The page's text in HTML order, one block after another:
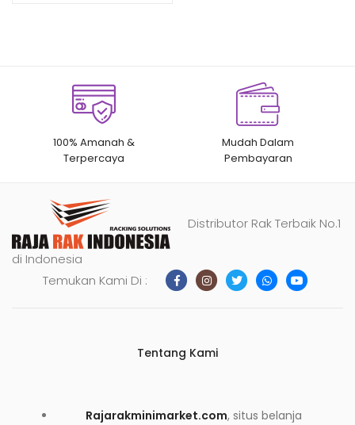
100% Amanah &
Terpercaya
Mudah Dalam
Pembayaran
Distributor Rak Terbaik No.1
di Indonesia
Temukan Kami Di :
Tentang Kami
Rajarakminimarket.com, situs belanja